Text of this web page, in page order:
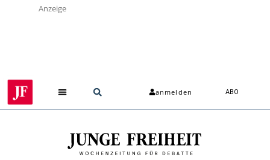
Anzeige
anmelden ABO